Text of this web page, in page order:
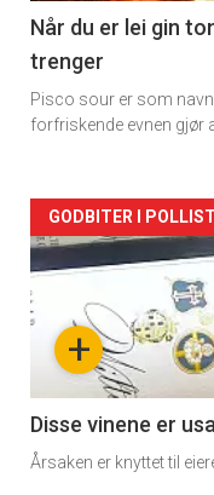
2
Når du er lei gin
trenger
Pisco sour er som
forfriskende evnen gjør
Forsiden
akkurat
nå
3
+
GODBITER I
Disse vinene er
Årsaken er knyttet til